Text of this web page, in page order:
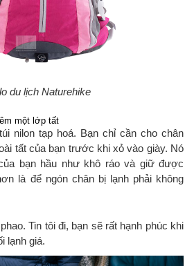
du lịch Naturehike
một lớp tất
nilon tạp hoá. Bạn chỉ cần cho chân
tất của bạn trước khi xỏ vào giày. Nó
bạn hầu như khô ráo và giữ được
là để ngón chân bị lạnh phải không
Tin tôi đi, bạn sẽ rất hạnh phúc khi
lạnh giá.